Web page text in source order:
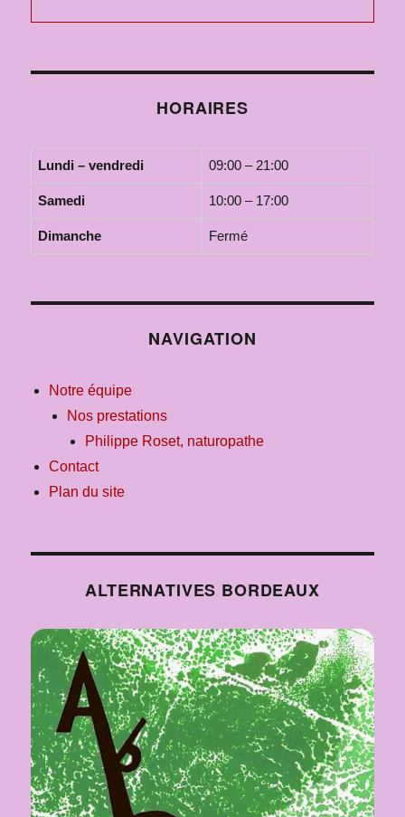
HORAIRES
Lundi – vendredi 09:00 – 21:00
Samedi 10:00 – 17:00
Dimanche Fermé
NAVIGATION
Notre équipe
Nos prestations
Philippe Roset, naturopathe
Contact
Plan du site
ALTERNATIVES BORDEAUX